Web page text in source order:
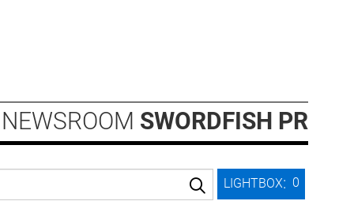
LIGHTBOX: 0
NEWSROOM SWORDFISH PR